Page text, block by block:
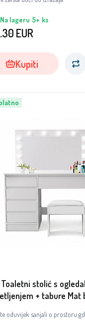
Na lageru 5+ ks
EUR
Kupiti
stolić s
+ tabure Mat
oduvijek sanjali o prostoru